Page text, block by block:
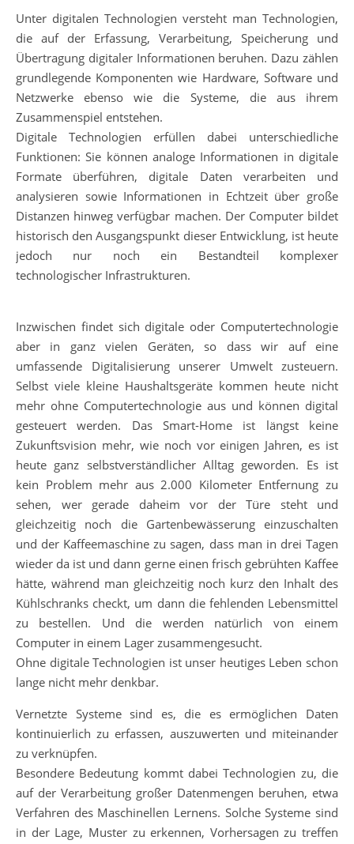
Unter digitalen Technologien versteht man Technologien,
die auf der Erfassung, Verarbeitung, Speicherung und
Übertragung digitaler Informationen beruhen. Dazu zählen
grundlegende Komponenten wie Hardware, Software und
Netzwerke ebenso wie die Systeme, die aus ihrem
Zusammenspiel entstehen.
Digitale Technologien erfüllen dabei unterschiedliche
Funktionen: Sie können analoge Informationen in digitale
Formate überführen, digitale Daten verarbeiten und
analysieren sowie Informationen in Echtzeit über große
Distanzen hinweg verfügbar machen. Der Computer bildet
historisch den Ausgangspunkt dieser Entwicklung, ist heute
jedoch nur noch ein Bestandteil komplexer
technologischer Infrastrukturen.
Inzwischen findet sich digitale oder Computertechnologie
aber in ganz vielen Geräten, so dass wir auf eine
umfassende Digitalisierung unserer Umwelt zusteuern.
Selbst viele kleine Haushaltsgeräte kommen heute nicht
mehr ohne Computertechnologie aus und können digital
gesteuert werden. Das Smart-Home ist längst keine
Zukunftsvision mehr, wie noch vor einigen Jahren, es ist
heute ganz selbstverständlicher Alltag geworden. Es ist
kein Problem mehr aus 2.000 Kilometer Entfernung zu
sehen, wer gerade daheim vor der Türe steht und
gleichzeitig noch die Gartenbewässerung einzuschalten
und der Kaffeemaschine zu sagen, dass man in drei Tagen
wieder da ist und dann gerne einen frisch gebrühten Kaffee
hätte, während man gleichzeitig noch kurz den Inhalt des
Kühlschranks checkt, um dann die fehlenden Lebensmittel
zu bestellen. Und die werden natürlich von einem
Computer in einem Lager zusammengesucht.
Ohne digitale Technologien ist unser heutiges Leben schon
lange nicht mehr denkbar.
Vernetzte Systeme sind es, die es ermöglichen Daten
kontinuierlich zu erfassen, auszuwerten und miteinander
zu verknüpfen.
Besondere Bedeutung kommt dabei Technologien zu, die
auf der Verarbeitung großer Datenmengen beruhen, etwa
Verfahren des Maschinellen Lernens. Solche Systeme sind
in der Lage, Muster zu erkennen, Vorhersagen zu treffen